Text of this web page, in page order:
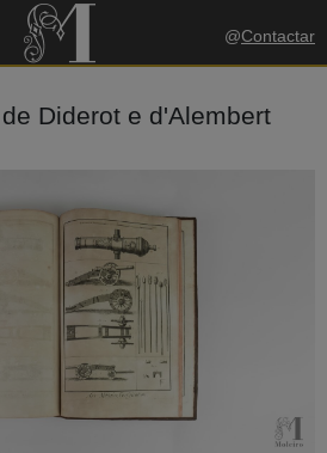
@Contactar
Diderot e d'Alembert